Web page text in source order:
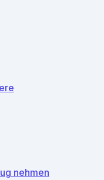
nehmen